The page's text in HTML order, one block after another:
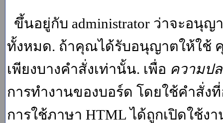
ขึ้นอยู่กับ administrator ว่าจะอนุ
ทั้งหมด. ถ้าคุณได้รับอนุญาตให้ใช้
เพียงบางคำสั่งเท่านั้น. เพื่อ ความป
การทำงานของบอร์ด โดยใช้คำสั่ง
การใช้ภาษา HTML ได้ถูกเปิดใช้